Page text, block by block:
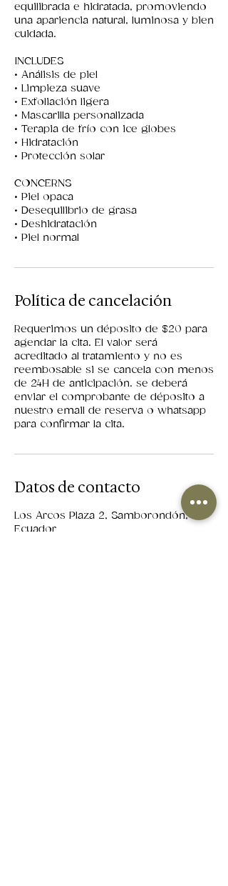
equilibrada e hidratada, promoviendo
una apariencia natural, luminosa y bien
cuidada.
INCLUDES
• Análisis de piel
• Limpieza suave
• Exfoliación ligera
• Mascarilla personalizada
• Terapia de frío con ice globes
• Hidratación
• Protección solar
CONCERNS
• Piel opaca
• Desequilibrio de grasa
• Deshidratación
• Piel normal
Política de cancelación
Requerimos un déposito de $20 para
agendar la cita. El valor será
acreditado al tratamiento y no es
reembosable si se cancela con menos
de 24H de anticipación. se deberá
enviar el comprobante de déposito a
nuestro email de reserva o whatsapp
para confirmar la cita.
Datos de contacto
Los Arcos Plaza 2, Samborondón,
Ecuador